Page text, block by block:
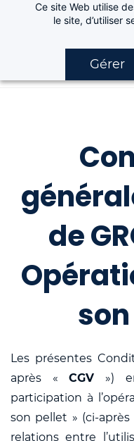
Ce site Web utilise
le site, d’utiliser
Gérer
de
Les présentes
après «CGV »)
participation à
son pellet » (ci-après
relations entre